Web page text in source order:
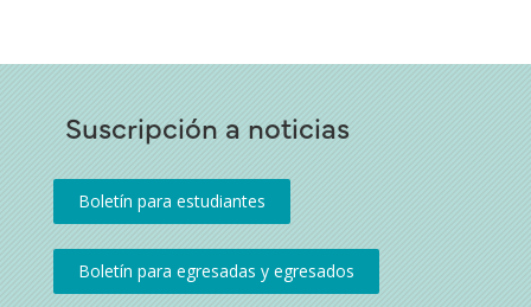
Suscripción a noticias